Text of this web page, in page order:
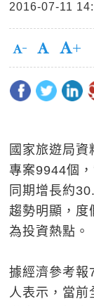
2016-07-11
國家旅遊局
專案9944個
同期增長約
趨勢明顯，度
為投資熱點。
據經濟參考報
人表示，當前